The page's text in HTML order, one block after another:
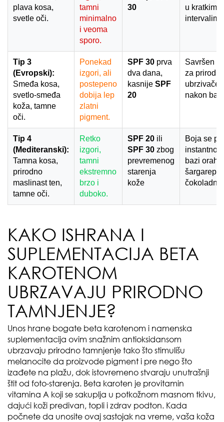
plava kosa,
svetle oči.
tamni
minimalno
i veoma
sporo.
30
u kratkim
Tip 3
(Evropski):
Smeđa kosa,
svetlo-smeđa
koža, tamne
oči.
Ponekad
izgori, ali
postepeno
dobija lep
zlatni
pigment.
SPF 30 prva
dva dana,
kasnije SPF
20
Savršen
za
ubrzivače
nakon
Tip 4
(Mediteranski):
Tamna kosa,
prirodno
maslinast ten,
tamne oči.
Retko
izgori,
tamni
ekstremno
brzo i
duboko.
SPF 20 ili
SPF 30 zbog
prevremenog
starenja
kože
Boja se
instantno;
bazi oraha
šargarepe
čokoladni
KAKO ISHRANA I
SUPLEMENTACIJA BETA
KAROTENOM
UBRZAVAJU PRIRODNO
TAMNJENJE?
Unos hrane bogate beta karotenom i namenska
suplementacija ovim snažnim antioksidansom
ubrzavaju prirodno tamnjenje tako što stimulišu
melanocite da proizvode pigment i pre nego što
izađete na plažu, dok istovremeno stvaraju unutrašnji
štit od foto-starenja. Beta karoten je provitamin
vitamina A koji se sakuplja u potkožnom masnom tkivu,
dajući koži predivan, topli i zdrav podton. Kada
počnete da unosite ovaj sastojak na vreme, vaša koža